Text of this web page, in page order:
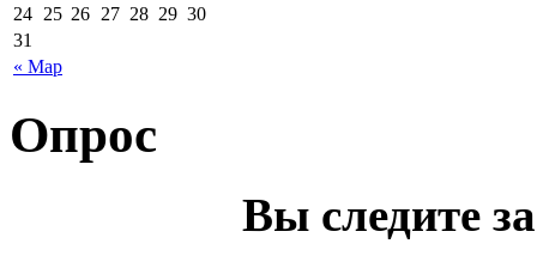
« Мар
24 25 26 27 28 29 30
31
Опрос
Вы следите